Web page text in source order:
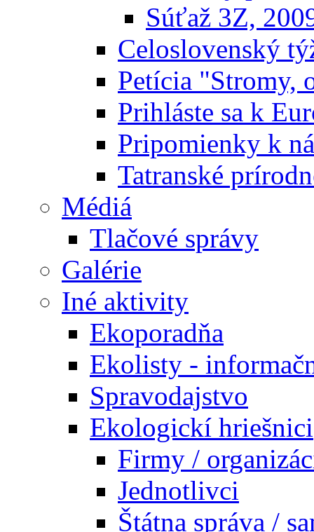
Súťaž 3Z,
Celoslovenský
Petícia "Stromy,
Prihláste sa k
Pripomienky k
Tatranské
Médiá
Tlačové správy
Galérie
Iné aktivity
Ekoporadňa
Ekolisty -
Spravodajstvo
Ekologickí hriešnici
Firmy /
Jednotlivci
Štátna správa /